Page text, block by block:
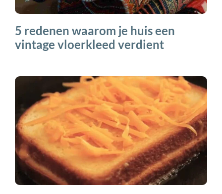
5 redenen waarom je huis een
vintage vloerkleed verdient